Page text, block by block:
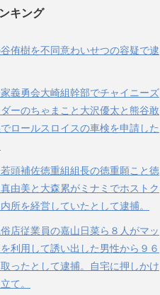
キング
侑樹を不同意わいせつの容疑で逮
義勇会大崎組幹部でチャイニーズ
ダーのちゃまこと大沢優太と熊谷敢
ロールスロイスの車検を申請した
頭補佐徳重組組長の徳重願こと徳
由美と大森累がミナミでホストク
所を経営していたとして逮捕。
店従業員の嘉山日菜ら８人がマッ
利用して誘い出した男性から９６
ったとして逮捕。自宅に押しかけ
て。